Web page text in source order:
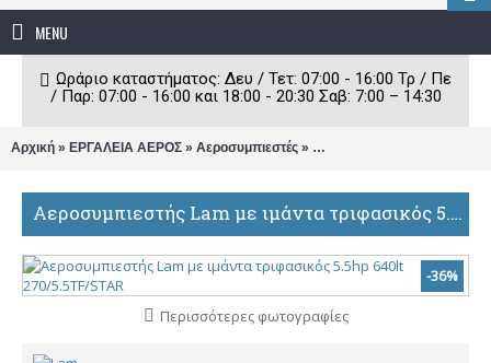
MENU
Ωράριο καταστήματος: Δευ / Τετ: 07:00 - 16:00 Τρ / Πε
/ Παρ: 07:00 - 16:00 και 18:00 - 20:30 Σαβ: 7:00 – 14:30
Αρχική » ΕΡΓΑΛΕΙΑ ΑΕΡΟΣ » Αεροσυμπιεστές » Αεροσυμπιεστές τριφασικοί
Αεροσυμπιεστής Lam με ιμάντα τριφασικός 5.5hp 640lt 270/5.5TF/STAR
-36%
Περισσότερες φωτογραφίες